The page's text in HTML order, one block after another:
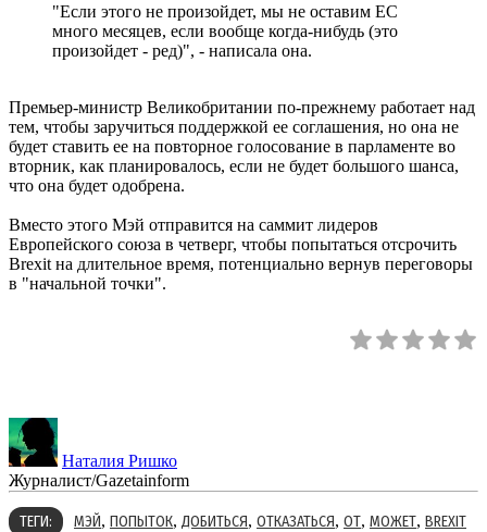
"Если этого не произойдет, мы не оставим ЕС
много месяцев, если вообще когда-нибудь (это
произойдет - ред)", - написала она.
Премьер-министр Великобритании по-прежнему работает над
тем, чтобы заручиться поддержкой ее соглашения, но она не
будет ставить ее на повторное голосование в парламенте во
вторник, как планировалось, если не будет большого шанса,
что она будет одобрена.
Вместо этого Мэй отправится на саммит лидеров
Европейского союза в четверг, чтобы попытаться отсрочить
Brexit на длительное время, потенциально вернув переговоры
в "начальной точки".
Наталия Ришко
Журналист/Gazetainform
ТЕГИ: МЭЙ, ПОПЫТОК, ДОБИТЬСЯ, ОТКАЗАТЬСЯ, ОТ, МОЖЕТ, BREXIT